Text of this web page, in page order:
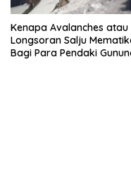
Kenapa Avalanches atau
Longsoran Salju
Bagi Para Pendaki